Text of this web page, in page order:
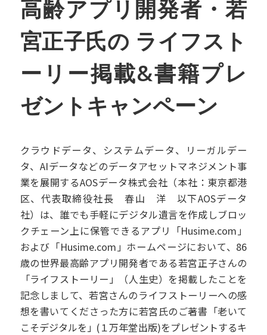
高齢アプリ開発者・若
宮正子氏の ライフスト
ーリー掲載&書籍プレ
ゼントキャンペーン
クラウドデータ、システムデータ、リーガルデー
タ、AIデータなどのデータアセットマネジメント事
業を展開するAOSデータ株式会社（本社：東京都港
区、代表取締役社長 春山 洋 以下AOSデータ
社）は、誰でも手軽にデジタル遺言を作成しブロッ
クチェーン上に保管できるアプリ「Husime.com」
および「Husime.com」ホームページにおいて、86
歳の世界最高齢アプリ開発者である若宮正子さんの
「ライフストーリー」（人生史）を掲載したことを
記念しまして、若宮さんのライフストーリーへの感
想を書いてくださった方に若宮氏のご著書「老いて
こそデジタルを」(１万年堂出版)をプレゼントするキ